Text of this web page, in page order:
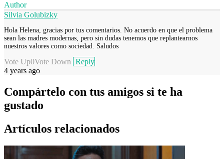
Author
Silvia Golubizky
Hola Helena, gracias por tus comentarios. No acuerdo en que el problema
sean las madres modernas, pero sin dudas tenemos que replantearnos
nuestros valores como sociedad. Saludos
Vote Up0Vote Down Reply
4 years ago
Compártelo con tus amigos si te ha
gustado
Artículos relacionados